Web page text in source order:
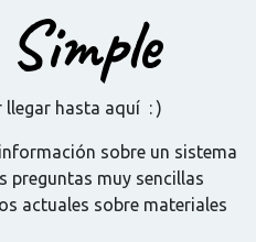
hasta aquí : )
sobre un sistema
preguntas muy sencillas
actuales sobre materiales